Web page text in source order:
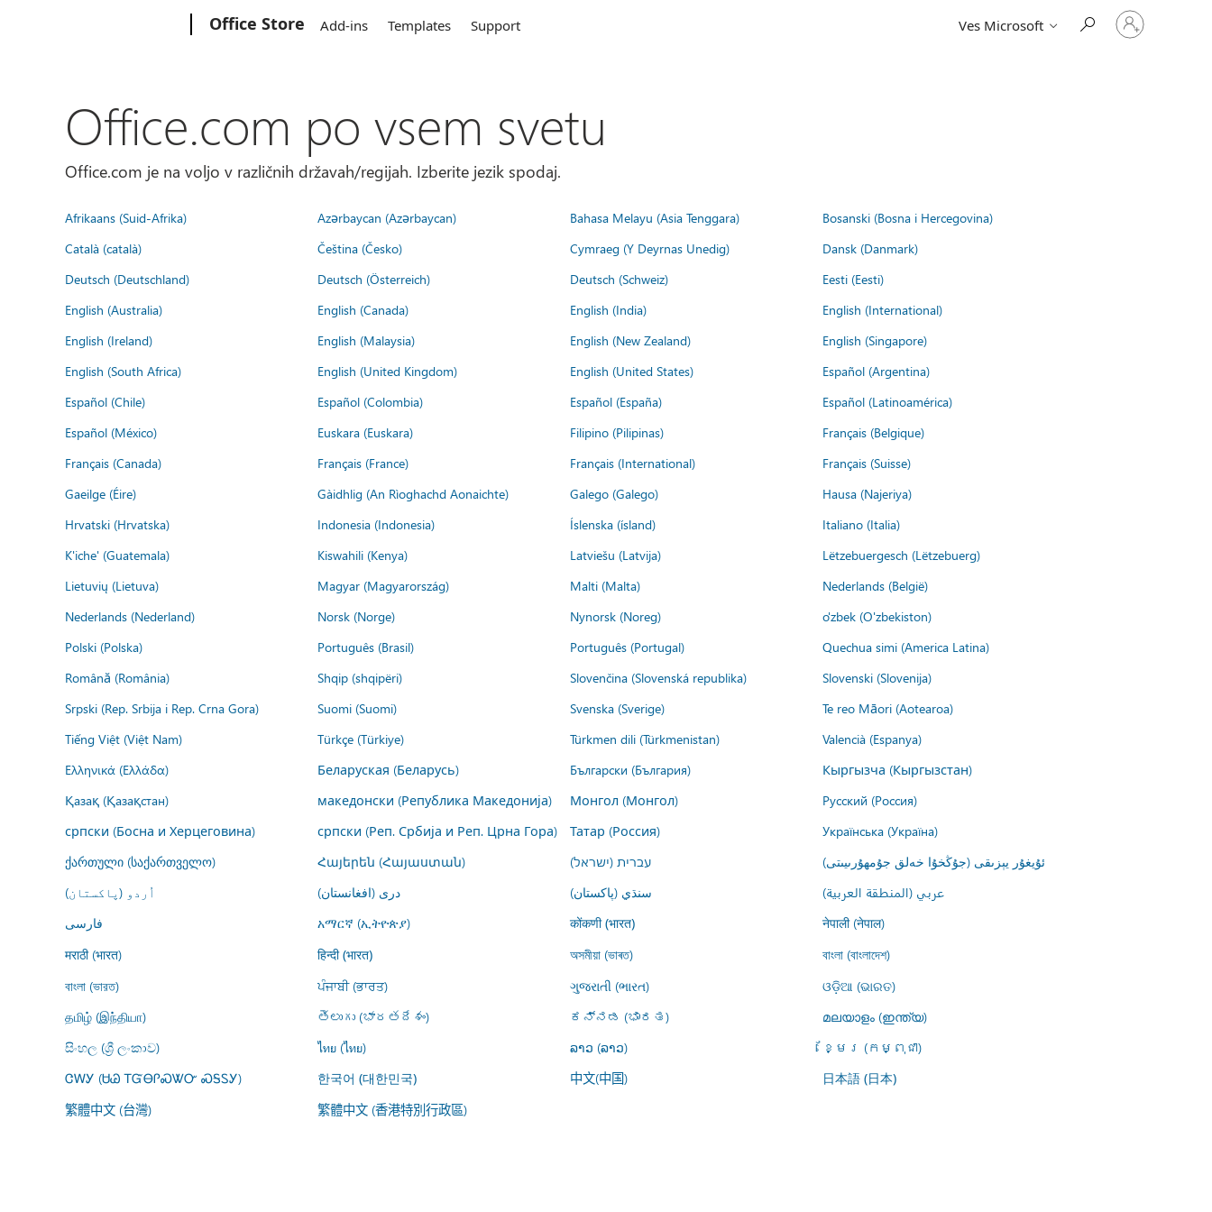
Office Store Add-ins Templates Support Ves Microsoft
Vpišite
se
Office.com po vsem svetu
Office.com je na voljo v različnih državah/regijah. Izberite jezik spodaj.
Afrikaans (Suid-Afrika) Azərbaycan (Azərbaycan) Bahasa Melayu (Asia Tenggara)
Bosanski (Bosna i Hercegovina)
Català (català)
Čeština (Česko) Cymraeg (Y Deyrnas Unedig)
Dansk (Danmark)
Deutsch (Deutschland)
Deutsch (Österreich) Deutsch (Schweiz)
Eesti (Eesti)
English (Australia)
English (Canada) English (India)
English (International)
English (Ireland)
English (Malaysia) English (New Zealand)
English (Singapore)
English (South Africa)
English (United Kingdom) English (United States)
Español (Argentina)
Español (Chile)
Español (Colombia) Español (España)
Español (Latinoamérica)
Español (México)
Euskara (Euskara) Filipino (Pilipinas)
Français (Belgique)
Français (Canada)
Français (France) Français (International)
Français (Suisse)
Gaeilge (Éire)
Gàidhlig (An Rìoghachd Aonaichte) Galego (Galego)
Hausa (Najeriya)
Hrvatski (Hrvatska)
Indonesia (Indonesia) Íslenska (ísland)
Italiano (Italia)
K'iche' (Guatemala)
Kiswahili (Kenya) Latviešu (Latvija)
Lëtzebuergesch (Lëtzebuerg)
Lietuvių (Lietuva)
Magyar (Magyarország) Malti (Malta)
Nederlands (België)
Nederlands (Nederland)
Norsk (Norge) Nynorsk (Noreg)
o'zbek (O'zbekiston)
Polski (Polska)
Português (Brasil) Português (Portugal)
Quechua simi (America Latina)
Română (România)
Shqip (shqipëri) Slovenčina (Slovenská republika)
Slovenski (Slovenija)
Srpski (Rep. Srbija i Rep. Crna Gora)
Suomi (Suomi) Svenska (Sverige)
Te reo Māori (Aotearoa)
Tiếng Việt (Việt Nam)
Türkçe (Türkiye) Türkmen dili (Türkmenistan)
Valencià (Espanya)
Ελληνικά (Ελλάδα)
Беларуская (Беларусь) Български (България)
Кыргызча (Кыргызстан)
Қазақ (Қазақстан)
македонски (Република Македонија) Монгол (Монгол)
Русский (Россия)
српски (Босна и Херцеговина)
српски (Реп. Србија и Реп. Црна Гора) Татар (Россия)
Українська (Україна)
ქართული (საქართველო)
Հայերեն (Հայաստան) עברית (ישראל)
ئۇيغۇر يېزىقى (جۇڭخۇا خەلق جۇمھۇرىيىتى)
اُردو (پاکستان)
درى (افغانستان) سنڌي (پاکستان)
عربي (المنطقة العربية)
فارسى
አማርኛ (ኢትዮጵያ) कोंकणी (भारत)
नेपाली (नेपाल)
मराठी (भारत)
हिन्दी (भारत) অসমীয়া (ভাৰত)
বাংলা (বাংলাদেশ)
বাংলা (ভারত)
ਪੰਜਾਬੀ (ਭਾਰਤ) ગુજરાતી (ભારત)
ଓଡ଼ିଆ (ଭାରତ)
தமிழ் (இந்தியா)
తెలుగు (భారతదేశం) ಕನ್ನಡ (ಭಾರತ)
മലയാളം (ഇന്ത്യ)
සිංහල (ශ්‍රී ලංකාව)
ไทย (ไทย) ລາວ (ລາວ)
ខ្មែរ (កម្ពុជា)
ᏣᎳᎩ (ᏌᏊ ᎢᏳᎾᎵᏍᏔᏅ ᏍᎦᏚᎩ)
한국어 (대한민국) 中文(中国) 日本語 (日本)
繁體中文 (台灣) 繁體中文 (香港特別行政區)